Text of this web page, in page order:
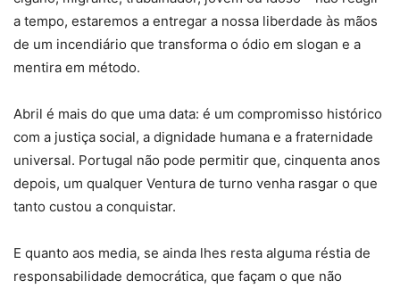
a tempo, estaremos a entregar a nossa liberdade às mãos
de um incendiário que transforma o ódio em slogan e a
mentira em método.
Abril é mais do que uma data: é um compromisso histórico
com a justiça social, a dignidade humana e a fraternidade
universal. Portugal não pode permitir que, cinquenta anos
depois, um qualquer Ventura de turno venha rasgar o que
tanto custou a conquistar.
E quanto aos media, se ainda lhes resta alguma réstia de
responsabilidade democrática, que façam o que não